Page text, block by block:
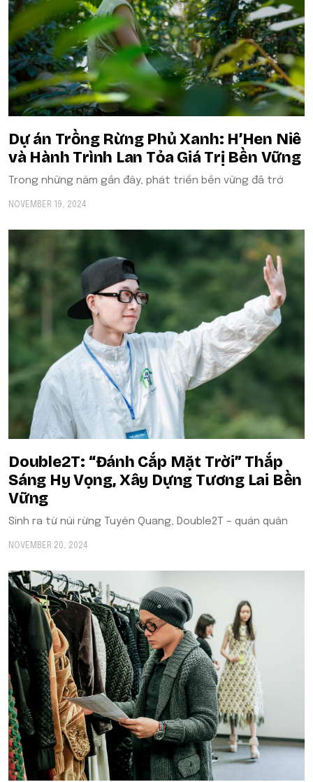
Dự án Trồng Rừng Phủ Xanh: H’Hen Niê
và Hành Trình Lan Tỏa Giá Trị Bền Vững
Trong những năm gần đây, phát triển bền vững đã trở
NOVEMBER 19, 2024
Double2T: “Đánh Cắp Mặt Trời” Thắp
Sáng Hy Vọng, Xây Dựng Tương Lai Bền
Vững
Sinh ra từ núi rừng Tuyên Quang, Double2T – quán quân
NOVEMBER 20, 2024